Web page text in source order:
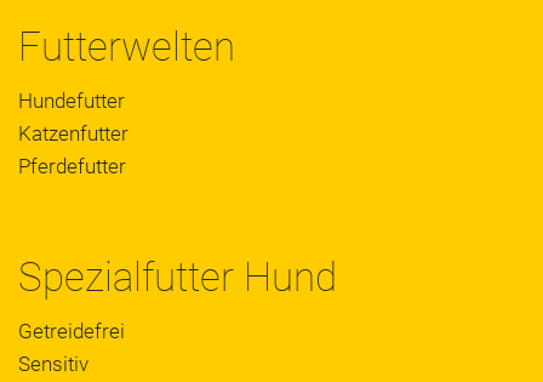
Futterwelten
Hundefutter
Katzenfutter
Pferdefutter
Spezialfutter Hund
Getreidefrei
Sensitiv